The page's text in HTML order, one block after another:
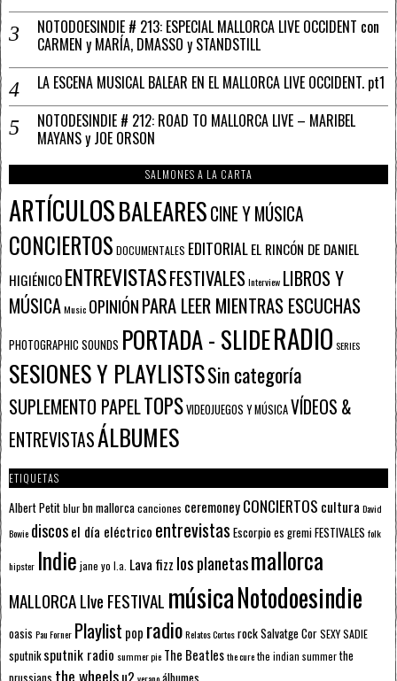
NOTODOESINDIE # 213: ESPECIAL MALLORCA LIVE OCCIDENT con
CARMEN y MARÍA, DMASSO y STANDSTILL
LA ESCENA MUSICAL BALEAR EN EL MALLORCA LIVE OCCIDENT. pt1
NOTODESINDIE # 212: ROAD TO MALLORCA LIVE – MARIBEL
MAYANS y JOE ORSON
SALMONES A LA CARTA
ARTÍCULOSBALEARESCINE Y MÚSICA
CONCIERTOS DOCUMENTALES EDITORIALEL RINCÓN DE DANIEL
HIGIÉNICOENTREVISTASFESTIVALESInterview LIBROS Y
MÚSICAMusic OPINIÓNPARA LEER MIENTRAS ESCUCHAS
PHOTOGRAPHIC SOUNDS PORTADA - SLIDERADIO SERIES
SESIONES Y PLAYLISTSSin categoría
SUPLEMENTO PAPELTOPSVIDEOJUEGOS Y MÚSICAVÍDEOS &
ENTREVISTASÁLBUMES
ETIQUETAS
Albert Petitblurbn mallorcacanciones ceremoneyCONCIERTOS cultura David
Bowie discosel día eléctrico entrevistas Escorpioes gremiFESTIVALES folk
hipster Indie jane yo l.a. Lava fizz los planetasmallorca
MALLORCA LIve FESTIVAL músicaNotodoesindie
oasis Pau Forner Playlist pop radioRelatos CortosrockSalvatge CorSEXY SADIE
sputnik sputnik radio summer pie The Beatlesthe curethe indian summerthe
prussians the wheelsu2 veranoálbumes